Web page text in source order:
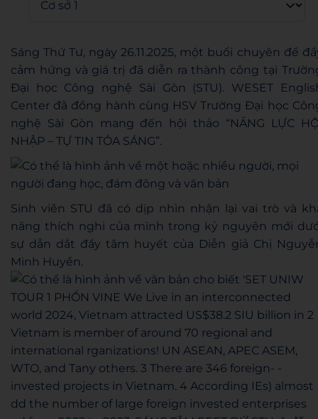
Sáng Thứ Tư, ngày 26.11.2025, một buổi chuyên đề
cảm hứng và giá trị đã diễn ra thành công tại
Đại học Công nghệ Sài Gòn (STU). WESET
Center đã đồng hành cùng HSV Trường Đại học
nghệ Sài Gòn mang đến hội thảo “NĂNG LỰC
NHẬP – TỰ TIN TỎA SÁNG”.
Sinh viên STU đã có dịp nhìn nhận lại vai trò và
năng thích nghi của mình trong kỷ nguyên mới
sự dẫn dắt đầy tâm huyết của Diễn giả Chị
Minh Huyền.